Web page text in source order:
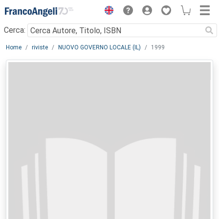
Menu
Cerca:
Main content
Home riviste NUOVO GOVERNO LOCALE (IL) 1999